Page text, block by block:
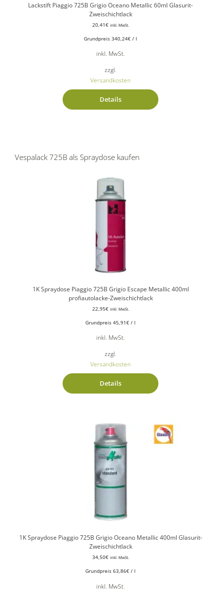
Lackstift Piaggio 725B Grigio Oceano Metallic 60ml Glasurit-
Zweischichtlack
20,41€ inkl. MwSt.
Grundpreis 340,24€ / l
inkl. MwSt.
zzgl.
Versandkosten
Details
Vespalack 725B als Spraydose kaufen
1K Spraydose Piaggio 725B Grigio Escape Metallic 400ml
profiautolacke-Zweischichtlack
22,95€ inkl. MwSt.
Grundpreis 45,91€ / l
inkl. MwSt.
zzgl.
Versandkosten
Details
1K Spraydose Piaggio 725B Grigio Oceano Metallic 400ml Glasurit-
Zweischichtlack
34,50€ inkl. MwSt.
Grundpreis 63,86€ / l
inkl. MwSt.